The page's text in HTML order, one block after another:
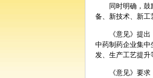
同时明确，
备、新技术、新工
《意见》提
中药制药企业集中
发、生产工艺提升
《意见》要